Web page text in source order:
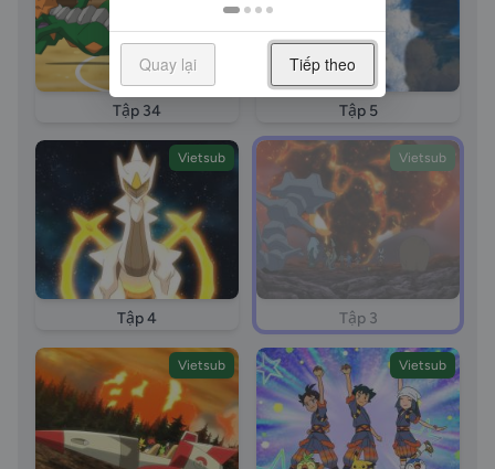
tap 3 long tieng Pokemon phan dac biet phan tap
KAMI TO YOBARESHI ARCEUS 3 Tran chien nay lua
tren nui Tengan vietsub long tieng episode 3
Pokemon special episode 3 pokemon phan dac biet
episode 3 Pokemon 2022 tap 3 vietsub Pokemon
2022 tap 3 thuyet minh Pokemon 2022 tap 3 long
Tập 34 Tập 5
Vietsub
Tập 4
Vietsub
Tập 3
Vietsub Vietsub
Quay lại Tiếp theo